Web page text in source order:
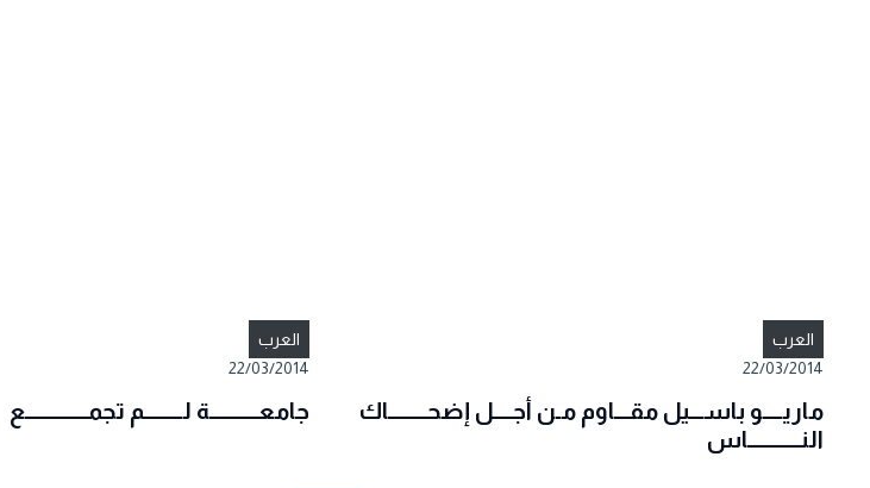
العرب
22/03/2014
ماريــــو باســـيل مقـــاوم مـن أجــــل إضحــــــــاك
النـــــــــــاس
العرب
22/03/2014
جامعــــــــــة لــــــــم تجمـــــــــــــع